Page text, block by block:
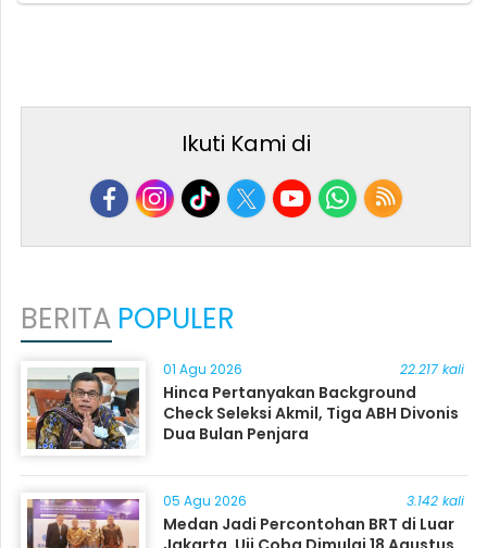
Ikuti Kami di
BERITA POPULER
01 Agu 2026 22.217 kali
Hinca Pertanyakan Background
Check Seleksi Akmil, Tiga ABH Divonis
Dua Bulan Penjara
05 Agu 2026 3.142 kali
Medan Jadi Percontohan BRT di Luar